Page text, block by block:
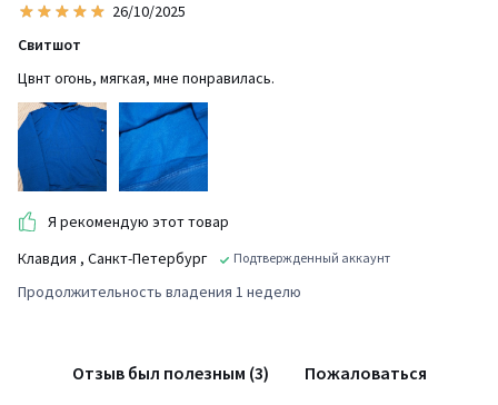
26/10/2025
Свитшот
Цвнт огонь, мягкая, мне понравилась.
Я рекомендую этот товар
Клавдия , Санкт-Петербург Подтвержденный аккаунт
Продолжительность владения 1 неделю
Отзыв был полезным (3) Пожаловаться